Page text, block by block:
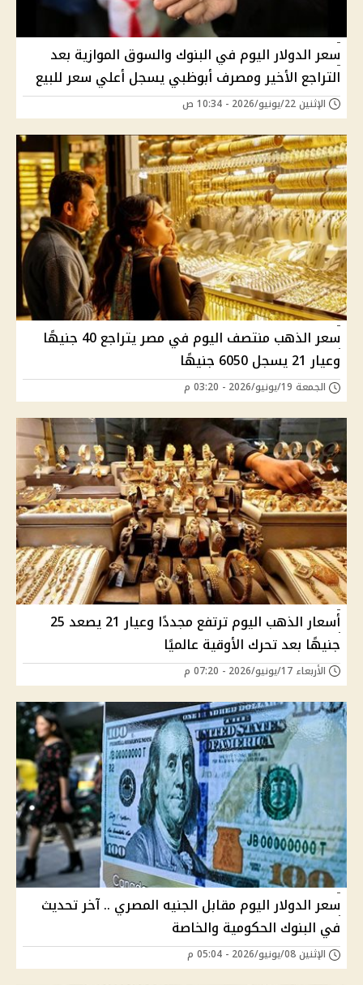
سعر الدولار اليوم في البنوك والسوق الموازية بعد
التراجع الأخير ومصرف أبوظبي يسجل أعلي سعر للبيع
الإثنين 22/يونيو/2026 - 10:34 ص
سعر الذهب منتصف اليوم في مصر يتراجع 40 جنيهًا
وعيار 21 يسجل 6050 جنيهًا
الجمعة 19/يونيو/2026 - 03:20 م
أسعار الذهب اليوم ترتفع مجددًا وعيار 21 يصعد 25
جنيهًا بعد تحرك الأوقية عالميًا
الأربعاء 17/يونيو/2026 - 07:20 م
سعر الدولار اليوم مقابل الجنيه المصري .. آخر تحديث
في البنوك الحكومية والخاصة
الإثنين 08/يونيو/2026 - 05:04 م